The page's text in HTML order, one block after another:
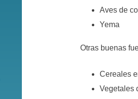
Aves de
Yema
Otras buenas
Cereales
Vegetales